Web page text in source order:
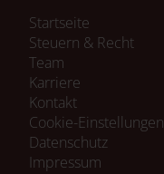
Navigation
überspringen
Startseite
Steuern & Recht
Team
Karriere
Kontakt
Cookie-Einstellungen
Navigation
überspringen
Datenschutz
Impressum